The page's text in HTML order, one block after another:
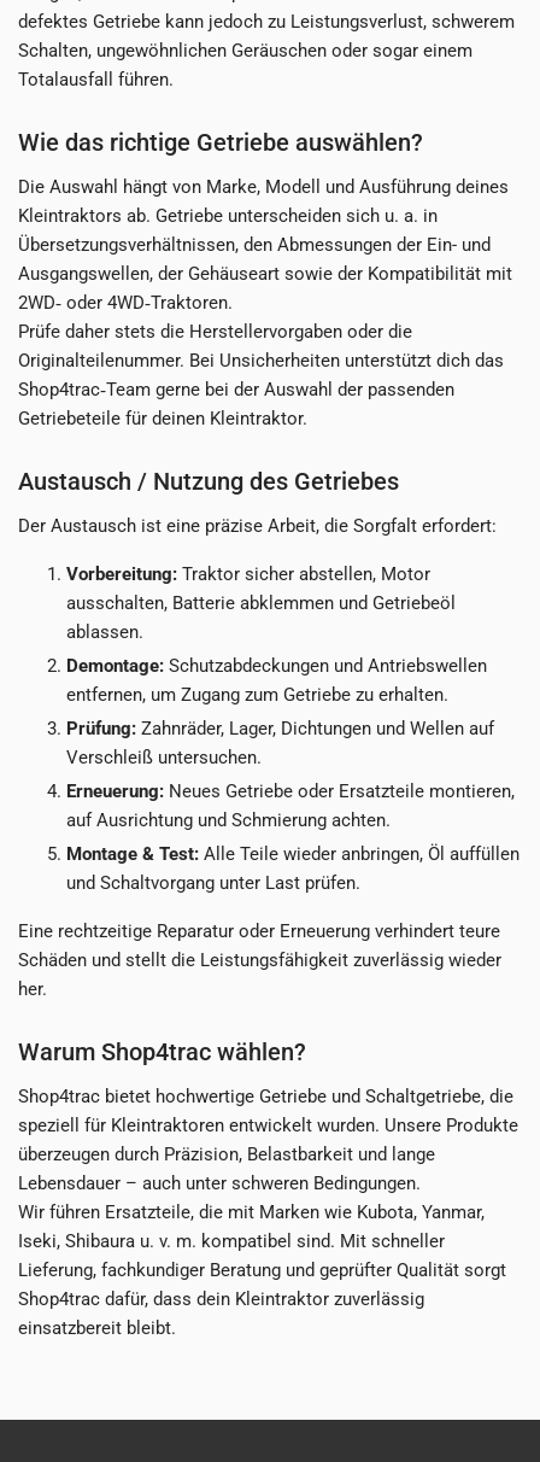
defektes Getriebe kann jedoch zu Leistungsverlust, schwerem
Schalten, ungewöhnlichen Geräuschen oder sogar einem
Totalausfall führen.
Wie das richtige Getriebe auswählen?
Die Auswahl hängt von Marke, Modell und Ausführung deines
Kleintraktors ab. Getriebe unterscheiden sich u. a. in
Übersetzungsverhältnissen, den Abmessungen der Ein- und
Ausgangswellen, der Gehäuseart sowie der Kompatibilität mit
2WD‑ oder 4WD‑Traktoren.
Prüfe daher stets die Herstellervorgaben oder die
Originalteilenummer. Bei Unsicherheiten unterstützt dich das
Shop4trac‑Team gerne bei der Auswahl der passenden
Getriebeteile für deinen Kleintraktor.
Austausch / Nutzung des Getriebes
Der Austausch ist eine präzise Arbeit, die Sorgfalt erfordert:
Vorbereitung: Traktor sicher abstellen, Motor
ausschalten, Batterie abklemmen und Getriebeöl
ablassen.
Demontage: Schutzabdeckungen und Antriebswellen
entfernen, um Zugang zum Getriebe zu erhalten.
Prüfung: Zahnräder, Lager, Dichtungen und Wellen auf
Verschleiß untersuchen.
Erneuerung: Neues Getriebe oder Ersatzteile montieren,
auf Ausrichtung und Schmierung achten.
Montage & Test: Alle Teile wieder anbringen, Öl auffüllen
und Schaltvorgang unter Last prüfen.
Eine rechtzeitige Reparatur oder Erneuerung verhindert teure
Schäden und stellt die Leistungsfähigkeit zuverlässig wieder
her.
Warum Shop4trac wählen?
Shop4trac bietet hochwertige Getriebe und Schaltgetriebe, die
speziell für Kleintraktoren entwickelt wurden. Unsere Produkte
überzeugen durch Präzision, Belastbarkeit und lange
Lebensdauer – auch unter schweren Bedingungen.
Wir führen Ersatzteile, die mit Marken wie Kubota, Yanmar,
Iseki, Shibaura u. v. m. kompatibel sind. Mit schneller
Lieferung, fachkundiger Beratung und geprüfter Qualität sorgt
Shop4trac dafür, dass dein Kleintraktor zuverlässig
einsatzbereit bleibt.